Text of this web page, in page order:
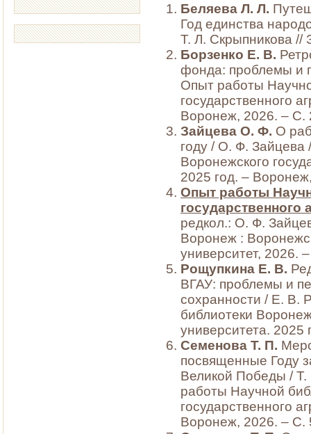
Беляева Л. Л.
Год единства
Т. Л. Скрыпникова
Борзенко Е. В.
фонда: проблемы и
Опыт работы
государственного
Воронеж, 2026. – С.
Зайцева О. Ф. О
году / О. Ф. Зайцева
Воронежского
2025 год. –
Опыт работы
государственного
редкол.: О. Ф.
Воронеж :
университет, 2026.
Рощупкина Е. В.
ВГАУ: проблемы и
сохранности / Е. В.
библиотеки
университета.
Семенова Т. П.
посвященные Году
Великой Победы /
работы Научной
государственного
Воронеж, 2026. – С.